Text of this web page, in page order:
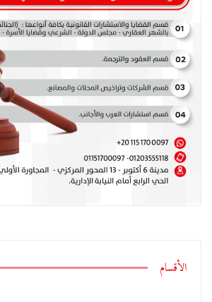
الأقسام